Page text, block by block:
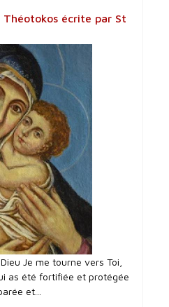
Théotokos écrite par St
Je me tourne vers Toi,
as été fortifiée et protégée
et...